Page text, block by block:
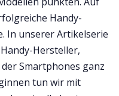
Handy-
In unserer Artikelserie
Hersteller,
Smartphones ganz
tun wir mit